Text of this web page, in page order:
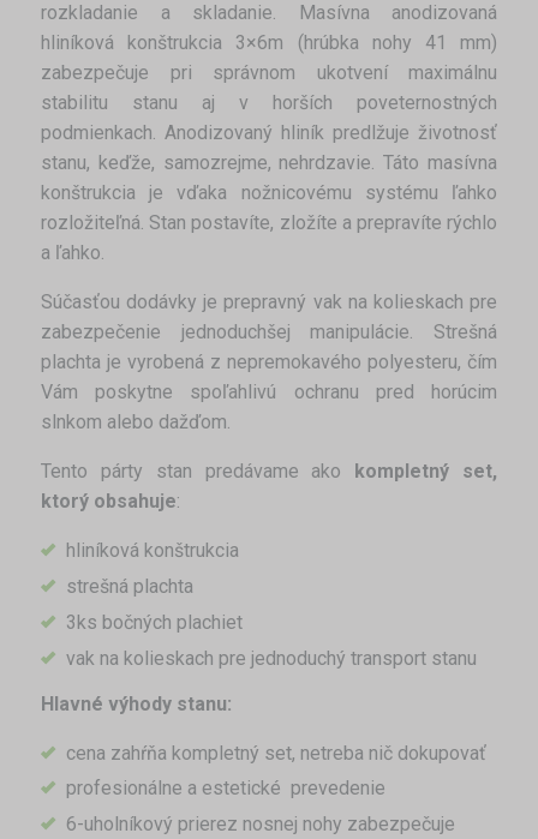
rozkladanie a skladanie. Masívna anodizovaná
hliníková konštrukcia 3×6m (hrúbka nohy 41 mm)
zabezpečuje pri správnom ukotvení maximálnu
stabilitu stanu aj v horších poveternostných
podmienkach. Anodizovaný hliník predlžuje životnosť
stanu, keďže, samozrejme, nehrdzavie. Táto masívna
konštrukcia je vďaka nožnicovému systému ľahko
rozložiteľná. Stan postavíte, zložíte a prepravíte rýchlo
a ľahko.
Súčasťou dodávky je prepravný vak na kolieskach pre
zabezpečenie jednoduchšej manipulácie. Strešná
plachta je vyrobená z nepremokavého polyesteru, čím
Vám poskytne spoľahlivú ochranu pred horúcim
slnkom alebo dažďom.
Tento párty stan predávame ako
kompletný set,
ktorý obsahuje:
hliníková konštrukcia
strešná plachta
3ks bočných plachiet
vak na kolieskach pre jednoduchý transport stanu
Hlavné výhody stanu:
cena zahŕňa kompletný set, netreba nič dokupovať
profesionálne a estetické prevedenie
6-uholníkový prierez nosnej nohy zabezpečuje